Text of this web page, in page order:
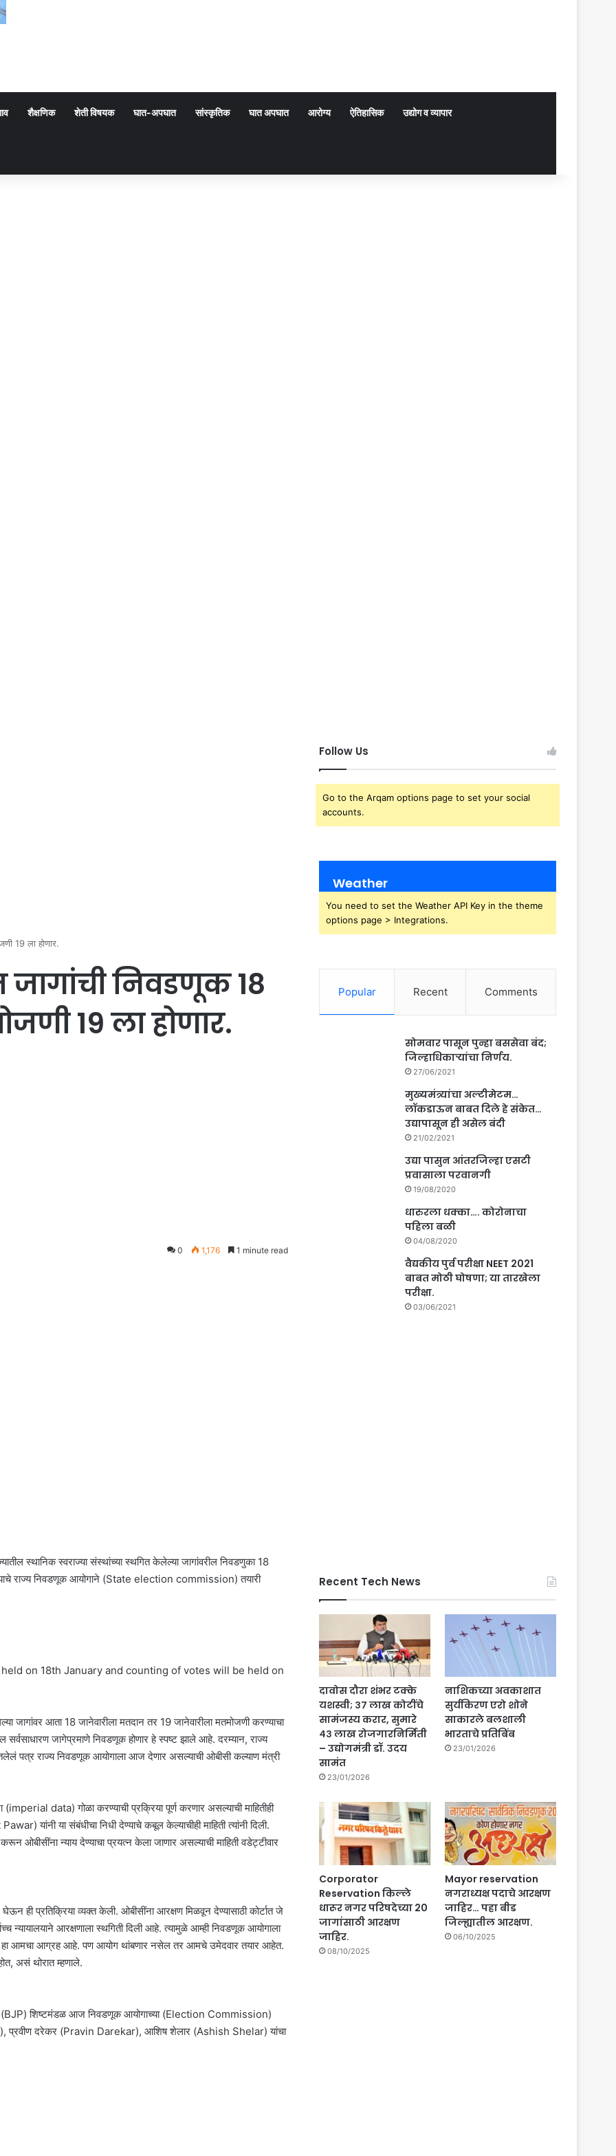
शैक्षणिक शेती विषयक घात-अपघात सांस्कृतिक घात अपघात आरोग्य ऐतिहासिक उद्योग व व्यापार
19 ला होणार.
जागांची निवडणूक 18
19 ला होणार.
0 1,176 1 minute read
स्थानिक स्वराज्या संस्थांच्या स्थगित केलेल्या जागांवरील निवडणुका 18
राज्य निवडणूक आयोगाने (State election commission) तयारी
on 18th January and counting of votes will be held on
जागांवर आता 18 जानेवारीला मतदान तर 19 जानेवारीला मतमोजणी करण्याचा
जागेप्रमाणे निवडणूक होणार हे स्पष्ट झाले आहे. दरम्यान, राज्य
पत्र राज्य निवडणूक आयोगाला आज देणार असल्याची ओबीसी कल्याण मंत्री
(imperial data) गोळा करण्याची प्रक्रिया पूर्ण करणार असल्याची माहितीही
यांनी या संबंधीचा निधी देण्याचे कबूल केल्याचीही माहिती त्यांनी दिली.
ओबीसींना न्याय देण्याचा प्रयत्न केला जाणार असल्याची माहिती वडेट्टीवार
ही प्रतिक्रिया व्यक्त केली. ओबीसींना आरक्षण मिळवून देण्यासाठी कोर्टात जे
आरक्षणाला स्थगिती दिली आहे. त्यामुळे आम्ही निवडणूक आयोगाला
हा आमचा आग्रह आहे. पण आयोग थांबणार नसेल तर आमचे उमेदवार तयार आहेत.
असं थोरात म्हणाले.
(BJP) शिष्टमंडळ आज निवडणूक आयोगाच्या (Election Commission)
प्रवीण दरेकर (Pravin Darekar), आशिष शेलार (Ashish Shelar) यांचा
Follow Us
Go to the Arqam options page to set your social
accounts.
Weather
You need to set the Weather API Key in the theme
options page > Integrations.
Popular Recent Comments
सोमवार पासून पुन्हा बससेवा बंद;
जिल्हाधिकाऱ्यांचा निर्णय.
27/06/2021
मुख्यमंत्र्यांचा अल्टीमेटम…
लॉकडाऊन बाबत दिले हे संकेत…
उद्यापासून ही असेल बंदी
21/02/2021
उद्या पासुन आंतरजिल्हा एसटी
प्रवासाला परवानगी
19/08/2020
धारुरला धक्का…. कोरोनाचा
पहिला बळी
04/08/2020
वैद्यकीय पुर्व परीक्षा NEET 2021
बाबत मोठी घोषणा; या तारखेला
परीक्षा.
03/06/2021
Recent Tech News
दावोस दौरा शंभर टक्के
यशस्वी; ३७ लाख कोटींचे
सामंजस्य करार, सुमारे
४३ लाख रोजगारनिर्मिती
– उद्योगमंत्री डॉ. उदय
सामंत
23/01/2026
नाशिकच्या अवकाशात
सुर्यकिरण एरो शोने
साकारले बलशाली
भारताचे प्रतिबिंब
23/01/2026
Corporator
Reservation किल्ले
धारूर नगर परिषदेच्या 20
जागांसाठी आरक्षण
जाहिर.
08/10/2025
Mayor reservation
नगराध्यक्ष पदाचे आरक्षण
जाहिर… पहा बीड
जिल्ह्यातील आरक्षण.
06/10/2025